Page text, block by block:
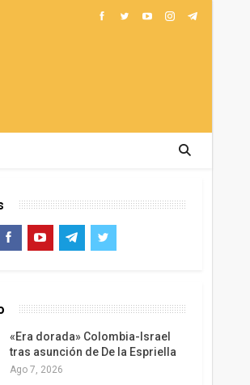
«Era dorada» Colombia-Israel
tras asunción de De la Espriella
Ago 7, 2026